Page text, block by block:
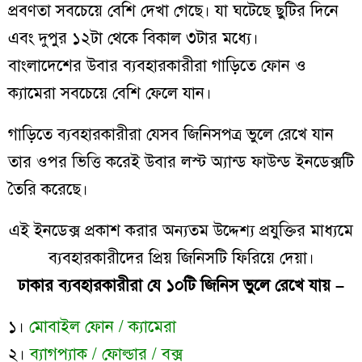
প্রবণতা সবচেয়ে বেশি দেখা গেছে। যা ঘটেছে ছুটির দিনে
এবং দুপুর ১২টা থেকে বিকাল ৩টার মধ্যে।
বাংলাদেশের উবার ব্যবহারকারীরা গাড়িতে ফোন ও
ক্যামেরা সবচেয়ে বেশি ফেলে যান।
গাড়িতে ব্যবহারকারীরা যেসব জিনিসপত্র ভুলে রেখে যান
তার ওপর ভিত্তি করেই উবার লস্ট অ্যান্ড ফাউন্ড ইনডেক্সটি
তৈরি করেছে।
এই ইনডেক্স প্রকাশ করার অন্যতম উদ্দেশ্য প্রযুক্তির মাধ্যমে
ব্যবহারকারীদের প্রিয় জিনিসটি ফিরিয়ে দেয়া।
ঢাকার ব্যবহারকারীরা যে ১০টি জিনিস ভুলে রেখে যায় –
১। মোবাইল ফোন / ক্যামেরা
২।ব্যাগপ্যাক / ফোল্ডার / বক্স